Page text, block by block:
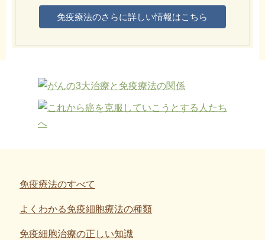
免疫療法のさらに詳しい情報はこちら
免疫療法のすべて
よくわかる免疫細胞療法の種類
免疫細胞治療の正しい知識